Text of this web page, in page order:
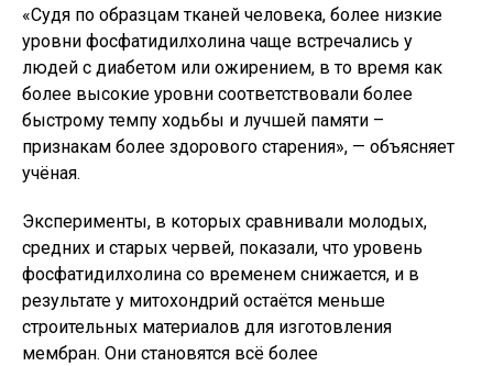
«Судя по образцам тканей человека, более низкие
уровни фосфатидилхолина чаще встречались у
людей с диабетом или ожирением, в то время как
более высокие уровни соответствовали более
быстрому темпу ходьбы и лучшей памяти –
признакам более здорового старения», — объясняет
учёная.
Эксперименты, в которых сравнивали молодых,
средних и старых червей, показали, что уровень
фосфатидилхолина со временем снижается, и в
результате у митохондрий остаётся меньше
строительных материалов для изготовления
мембран. Они становятся всё более